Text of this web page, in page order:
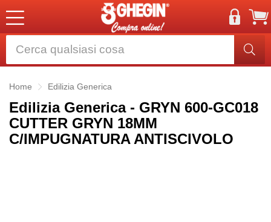
Home Edilizia Generica
Edilizia Generica - GRYN 600-GC018
CUTTER GRYN 18MM
C/IMPUGNATURA ANTISCIVOLO